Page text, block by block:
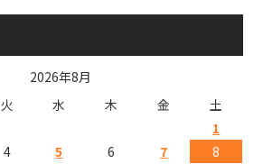
2026年8月
火 水 木 金
土
1
4 5 6 7 8